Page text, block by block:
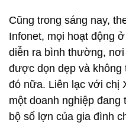
Cũng trong sáng nay,
Infonet, mọi hoạt động
diễn ra bình thường,
được dọn dẹp và không
đó nữa. Liên lạc với chị
một doanh nghiệp đang
bộ số lợn của gia đình